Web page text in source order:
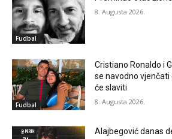
Fudbal
8. Augusta 2026.
Fudbal
Cristiano Ronaldo i
se navodno vjenčati
će slaviti
8. Augusta 2026.
Alajbegović danas